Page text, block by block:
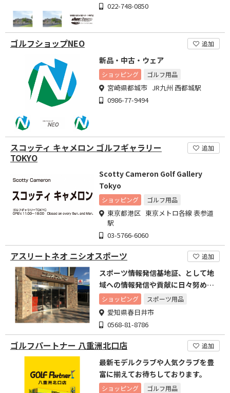
022-748-0850
ゴルフショップNEO 追加
新品・中古・ウェア
ショッピング ゴルフ用品
宮崎県都城市 JR九州 西都城駅
0986-77-9494
スコッティ キャメロン ゴルフギャラリー
TOKYO
追加
Scotty Cameron Golf Gallery
Tokyo
ショッピング ゴルフ用品
東京都港区 東京メトロ各線 表参道
駅
03-5766-6060
アスリートネオ ニシオスポーツ 追加
スポーツ情報発信基地証、として地
域への情報発信や貢献に日々努めて
います！
ショッピング スポーツ用品
愛知県春日井市
0568-81-8786
ゴルフパートナー 八重洲北口店 追加
最新モデルクラブや人気クラブを豊
富に揃えてお待ちしております。
ショッピング ゴルフ用品